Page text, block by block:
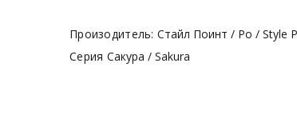
Произодитель: Стайл Поинт / Ро / Style
Серия Сакура / Sakura